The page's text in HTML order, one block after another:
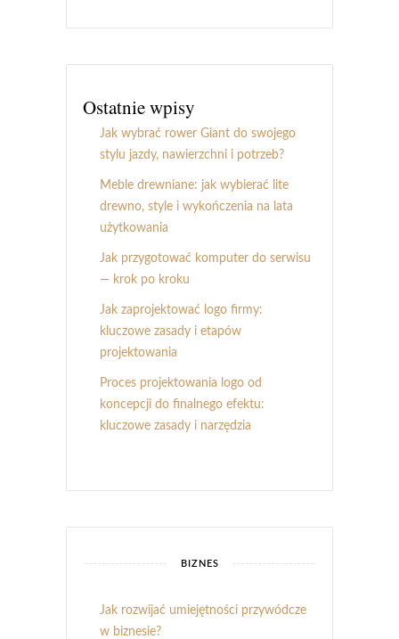
Ostatnie wpisy
Jak wybrać rower Giant do swojego
stylu jazdy, nawierzchni i potrzeb?
Meble drewniane: jak wybierać lite
drewno, style i wykończenia na lata
użytkowania
Jak przygotować komputer do serwisu
— krok po kroku
Jak zaprojektować logo firmy:
kluczowe zasady i etapów
projektowania
Proces projektowania logo od
koncepcji do finalnego efektu:
kluczowe zasady i narzędzia
BIZNES
Jak rozwijać umiejętności przywódcze
w biznesie?